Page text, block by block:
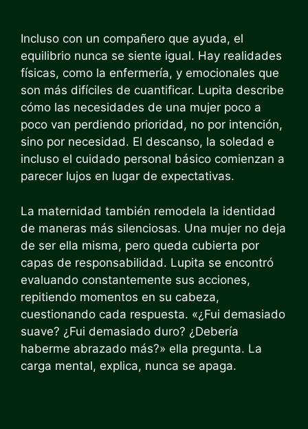
Incluso con un compañero que ayuda, el
equilibrio nunca se siente igual. Hay realidades
físicas, como la enfermería, y emocionales que
son más difíciles de cuantificar. Lupita describe
cómo las necesidades de una mujer poco a
poco van perdiendo prioridad, no por intención,
sino por necesidad. El descanso, la soledad e
incluso el cuidado personal básico comienzan a
parecer lujos en lugar de expectativas.
La maternidad también remodela la identidad
de maneras más silenciosas. Una mujer no deja
de ser ella misma, pero queda cubierta por
capas de responsabilidad. Lupita se encontró
evaluando constantemente sus acciones,
repitiendo momentos en su cabeza,
cuestionando cada respuesta. «¿Fui demasiado
suave? ¿Fui demasiado duro? ¿Debería
haberme abrazado más?» ella pregunta. La
carga mental, explica, nunca se apaga.